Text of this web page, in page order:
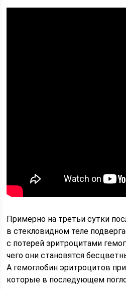
Примерно на третьи сутки
в стекловидном теле
с потерей эритроцитами
чего они становятся
А гемоглобин эритроцитов
которые в последующем